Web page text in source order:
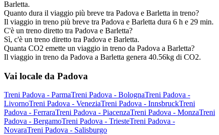
Barletta.
Quanto dura il viaggio più breve tra Padova e Barletta in treno?
Il viaggio in treno più breve tra Padova e Barletta dura 6 h e 29 min.
C'è un treno diretto tra Padova e Barletta?
Sì, c'è un treno diretto tra Padova e Barletta.
Quanta CO2 emette un viaggio in treno da Padova a Barletta?
Il viaggio in treno da Padova a Barletta genera 40.56kg di CO2.
Vai locale da Padova
Treni Padova - ParmaTreni Padova - BolognaTreni Padova -
LivornoTreni Padova - VeneziaTreni Padova - InnsbruckTreni
Padova - FerraraTreni Padova - PiacenzaTreni Padova - MonzaTreni
Padova - BergamoTreni Padova - TriesteTreni Padova -
NovaraTreni Padova - Salisburgo